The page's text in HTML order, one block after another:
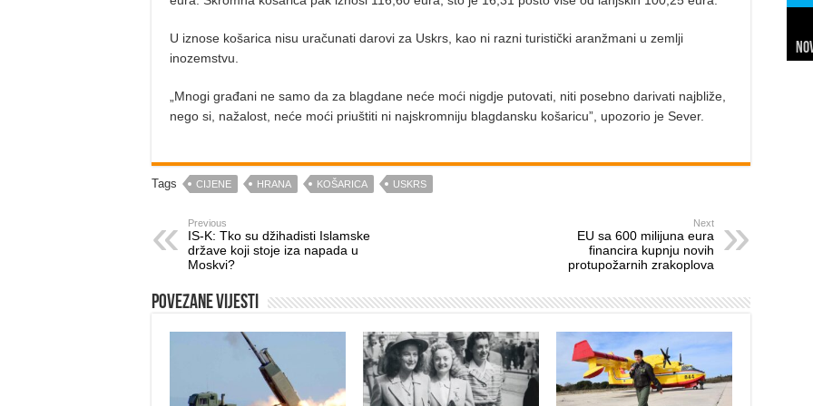
U iznose košarica nisu uračunati darovi za Uskrs, kao ni razni turistički aranžmani u zemlji
inozemstvu.
„Mnogi građani ne samo da za blagdane neće moći nigdje putovati, niti posebno darivati najbliže,
nego si, nažalost, neće moći priuštiti ni najskromniju blagdansku košaricu”, upozorio je Sever.
Tags CIJENE HRANA KOŠARICA USKRS
Previous
IS-K: Tko su džihadisti Islamske
države koji stoje iza napada u
Moskvi?
Next
EU sa 600 milijuna eura
financira kupnju novih
protupožarnih zrakoplova
Povezane vijesti
7
24